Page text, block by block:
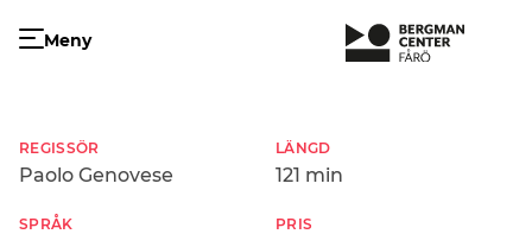
Meny
REGISSÖR
Paolo Genovese
LÄNGD
121 min
SPRÅK PRIS